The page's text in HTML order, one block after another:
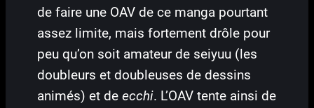
de faire une OAV de ce manga pourtant
assez limite, mais fortement drôle pour
peu qu’on soit amateur de seiyuu (les
doubleurs et doubleuses de dessins
animés) et de ecchi. L’OAV tente ainsi de